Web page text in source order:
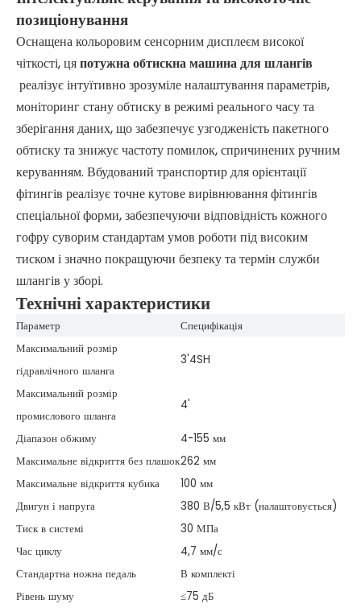
позиціонування
Оснащена кольоровим сенсорним дисплеєм високої
чіткості, цяпотужна обтискна машина для шлангів
реалізує інтуїтивно зрозуміле налаштування параметрів,
моніторинг стану обтиску в режимі реального часу та
зберігання даних, що забезпечує узгодженість пакетного
обтиску та знижує частоту помилок, спричинених ручним
керуванням. Вбудований транспортир для орієнтації
фітингів реалізує точне кутове вирівнювання фітингів
спеціальної форми, забезпечуючи відповідність кожного
гофру суворим стандартам умов роботи під високим
тиском і значно покращуючи безпеку та термін служби
шлангів у зборі.
Технічні характеристики
Параметр
Специфікація
Максимальний розмір
гідравлічного шланга
3'4SH
Максимальний розмір
промислового шланга
4'
Діапазон обжиму
4-155 мм
Максимальне відкриття без плашок262 мм
Максимальне відкриття кубика
100 мм
Двигун і напруга
380 В/5,5 кВт (налаштовується)
Тиск в системі
30 МПа
Час циклу
4,7 мм/с
Стандартна ножна педаль
В комплекті
Рівень шуму
≤75 дБ